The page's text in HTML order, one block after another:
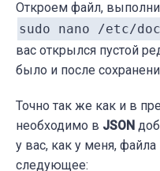
Откроем файл,
sudo nano /etc/
вас открылся пустой
было и после
Точно так же как и в
необходимо в JSON
у вас, как у меня,
следующее: